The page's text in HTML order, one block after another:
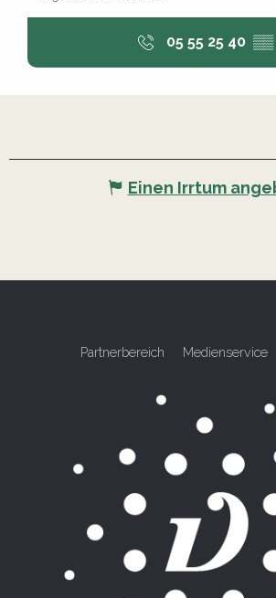
05 55 25 40 ▒▒
Einen Irrtum
Partnerbereich Medienservice